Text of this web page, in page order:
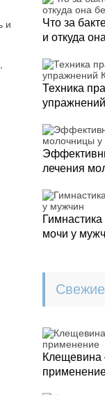
и
Что за
и откуда
Техника
лечения
мочи у
Клещевина